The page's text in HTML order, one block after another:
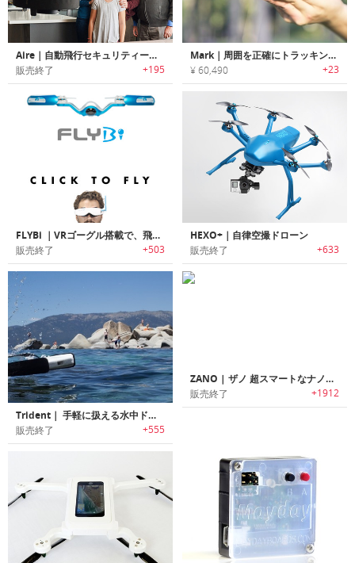
Aire｜自動飛行セキュリティードローン「エアー」
販売終了 +195
Mark｜周囲を正確にトラッキングする視覚慣性オドメトリ技術搭載ドローン「マーク」
¥ 60,490 +23
FLYBi ｜VRゴーグル搭載で、飛ぶ鳥の視点を味わえるドローン「フライバイ」
販売終了 +503
HEXO+｜自律空撮ドローン
販売終了 +633
Trident｜ 手軽に扱える水中ドローン「トライデント」
販売終了 +555
ZANO | ザノ 超スマートなナノ・ドローン
販売終了 +1912